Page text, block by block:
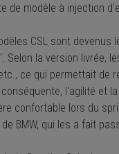
de modèle à injection
CSL sont
Selon la version livrée,
ce qui permettait de
l'agilité et
confortable lors du
BMW, qui les a fait